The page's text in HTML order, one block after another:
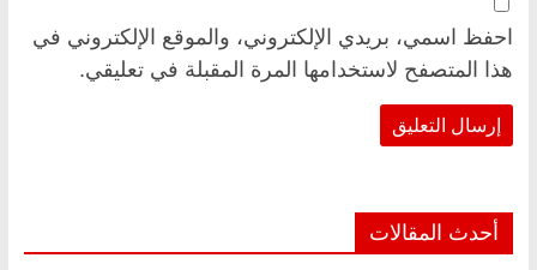
احفظ اسمي، بريدي الإلكتروني، والموقع الإلكتروني في
هذا المتصفح لاستخدامها المرة المقبلة في تعليقي.
أحدث المقالات